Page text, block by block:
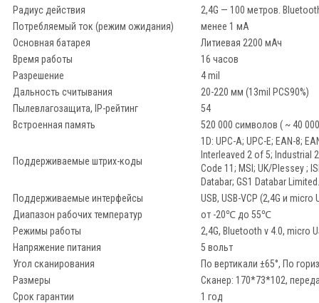
Радиус действия
2,4G — 100 метров.
Потребляемый ток (режим ожидания)
менее 1 мА
Основная батарея
Литиевая 2200 мАч
Время работы
16 часов
Разрешение
4 mil
Дальность считывания
20-220 мм (13mil PCS90%)
Пылевлагозащита, IP-рейтинг
54
Встроенная память
520 000 символов ( ~ 40
Поддерживаемые штрих-коды
1D: UPC-A; UPC-E; EAN-8;
Interleaved 2 of 5; Industrial
Code 11; MSI; UK/Plessey ;
Databar; GS1 Databar
Поддерживаемые интерфейсы
USB, USB-VCP (2,4G и micro
Диапазон рабочих температур
от -20℃ до 55℃
Режимы работы
2,4G, Bluetooth v 4.0, micro
Напряжение питания
5 вольт
Угол сканирования
По вертикали ±65°, По
Размеры
Сканер: 170*73*102,
Срок гарантии
1 год